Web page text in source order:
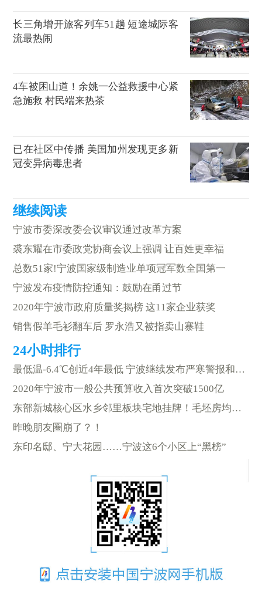
长三角增开旅客列车51趟 短途城际客
流最热闹
4车被困山道！余姚一公益救援中心紧
急施救 村民端来热茶
已在社区中传播 美国加州发现更多新
冠变异病毒患者
宁波市委深改委会议审议通过改革方案
裘东耀在市委政党协商会议上强调 让百姓更幸福
总数51家!宁波国家级制造业单项冠军数全国第一
宁波发布疫情防控通知：鼓励在甬过节
2020年宁波市政府质量奖揭榜 这11家企业获奖
销售假羊毛衫翻车后 罗永浩又被指卖山寨鞋
最低温-6.4℃创近4年最低 宁波继续发布严寒警报和低温橙色预警
2020年宁波市一般公共预算收入首次突破1500亿
东部新城核心区水乡邻里板块宅地挂牌！毛坯房均价限到……
昨晚朋友圈崩了？！
东印名邸、宁大花园……宁波这6个小区上“黑榜”